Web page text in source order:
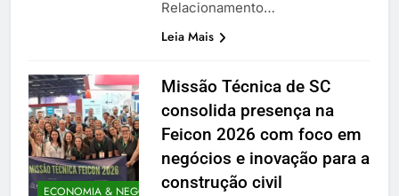
Relacionamento…
Leia Mais
ECONOMIA & NEGÓCIOS
Missão Técnica de SC
consolida presença na
Feicon 2026 com foco em
negócios e inovação para a
construção civil